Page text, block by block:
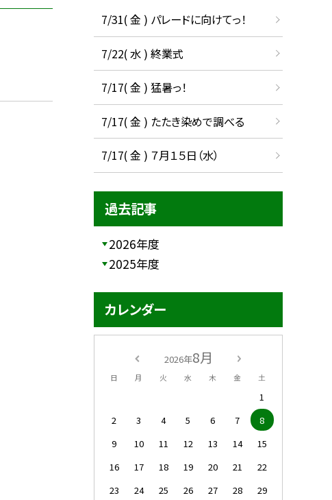
7/31( 金 ) パレードに向けてっ！
7/22( 水 ) 終業式
7/17( 金 ) 猛暑っ！
7/17( 金 ) たたき染めで調べる
7/17( 金 ) ７月１５日（水）
過去記事
2026年度
2025年度
カレンダー
2026年8月
日 月 火 水 木 金 土
1
2
3 4 5 6 7
8
9
10 11 12 13 14
15
16
17 18 19 20 21
22
23
24 25 26 27 28
29